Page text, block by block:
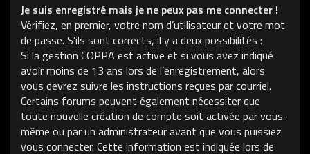
Je suis enregistré mais je ne peux pas me connecter !
Vérifiez, en premier, votre nom d’utilisateur et votre mot
de passe. S’ils sont corrects, il y a deux possibilités :
Si la gestion COPPA est active et si vous avez indiqué
avoir moins de 13 ans lors de l’enregistrement, alors
vous devrez suivre les instructions reçues par courriel.
Certains forums peuvent également nécessiter que
toute nouvelle création de compte soit activée par vous-
même ou par un administrateur avant que vous puissiez
vous connecter. Cette information est indiquée lors de